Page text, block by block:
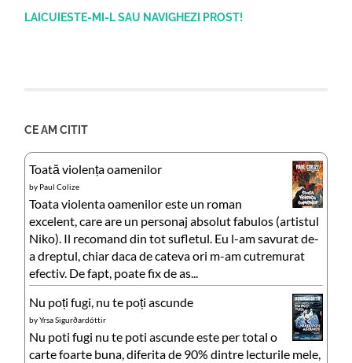
LAICUIESTE-MI-L SAU NAVIGHEZI PROST!
CE AM CITIT
Toată violența oamenilor
by Paul Colize
Toata violenta oamenilor este un roman
excelent, care are un personaj absolut fabulos (artistul
Niko). Il recomand din tot sufletul. Eu l-am savurat de-
a dreptul, chiar daca de cateva ori m-am cutremurat
efectiv. De fapt, poate fix de as...
Nu poți fugi, nu te poți ascunde
byYrsa Sigurðardóttir
Nu poti fugi nu te poti ascunde este per total o
carte foarte buna, diferita de 90% dintre lecturile mele,